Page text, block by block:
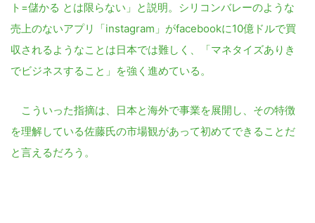
ト=儲かる とは限らない」と説明。シリコンバレーのような
売上のないアプリ「instagram」がfacebookに10億ドルで買
収されるようなことは日本では難しく、「マネタイズありき
でビジネスすること」を強く進めている。
こういった指摘は、日本と海外で事業を展開し、その特徴
を理解している佐藤氏の市場観があって初めてできることだ
と言えるだろう。